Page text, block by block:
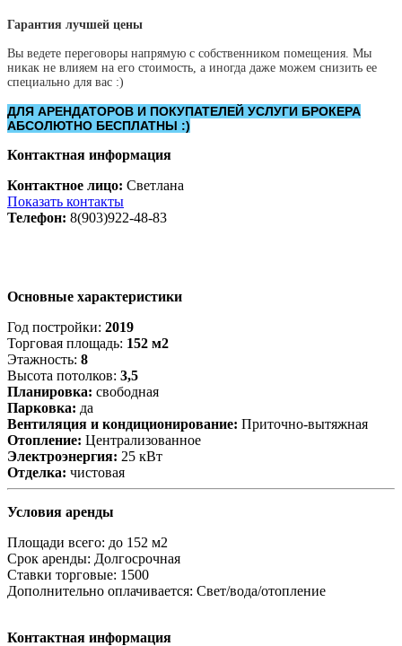
Гарантия лучшей цены
Вы ведете переговоры напрямую с собственником помещения. Мы
никак не влияем на его стоимость, а иногда даже можем снизить ее
специально для вас :)
ДЛЯ АРЕНДАТОРОВ И ПОКУПАТЕЛЕЙ УСЛУГИ БРОКЕРА
АБСОЛЮТНО БЕСПЛАТНЫ :)
Контактная информация
Контактное лицо: Светлана
Показать контакты
Телефон: 8(903)922-48-83
Основные характеристики
Год постройки: 2019
Торговая площадь: 152 м2
Этажность: 8
Высота потолков: 3,5
Планировка: свободная
Парковка: да
Вентиляция и кондиционирование: Приточно-вытяжная
Отопление: Централизованное
Электроэнергия: 25 кВт
Отделка: чистовая
Условия аренды
Площади всего: до 152 м2
Срок аренды: Долгосрочная
Ставки торговые: 1500
Дополнительно оплачивается: Свет/вода/отопление
Контактная информация